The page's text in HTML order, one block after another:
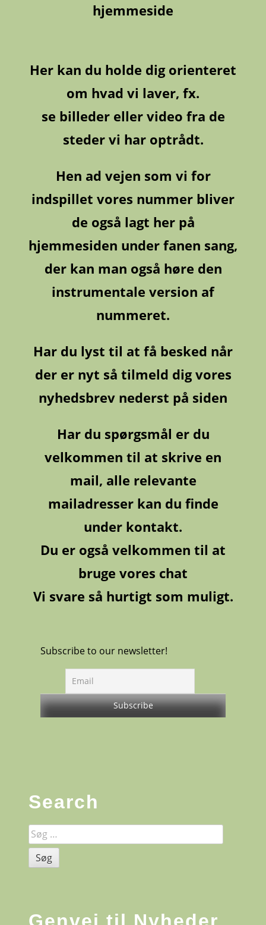
hjemmeside
Her kan du holde dig orienteret
om hvad vi laver, fx.
se billeder eller video fra de
steder vi har optrådt.
Hen ad vejen som vi for
indspillet vores nummer bliver
de også lagt her på
hjemmesiden under fanen sang,
der kan man også høre den
instrumentale version af
nummeret.
Har du lyst til at få besked når
der er nyt så tilmeld dig vores
nyhedsbrev nederst på siden
Har du spørgsmål er du
velkommen til at skrive en
mail, alle relevante
mailadresser kan du finde
under kontakt.
Du er også velkommen til at
bruge vores chat
Vi svare så hurtigt som muligt.
Subscribe to our newsletter!
Search
Søg
efter: